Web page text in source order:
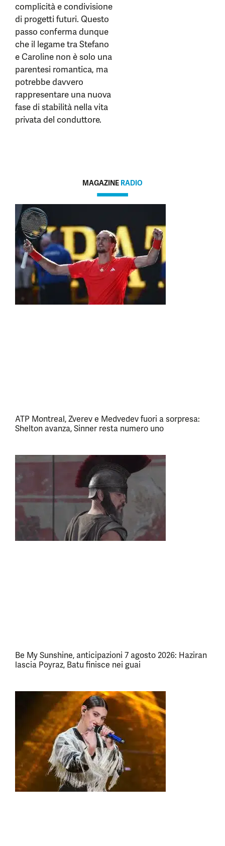
complicità e condivisione
di progetti futuri. Questo
passo conferma dunque
che il legame tra Stefano
e Caroline non è solo una
parentesi romantica, ma
potrebbe davvero
rappresentare una nuova
fase di stabilità nella vita
privata del conduttore.
MAGAZINE RADIO
ATP Montreal, Zverev e Medvedev fuori a sorpresa:
Shelton avanza, Sinner resta numero uno
Be My Sunshine, anticipazioni 7 agosto 2026: Haziran
lascia Poyraz, Batu finisce nei guai